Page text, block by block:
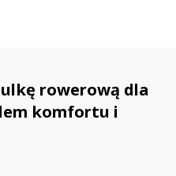
rowerową dla
komfortu i